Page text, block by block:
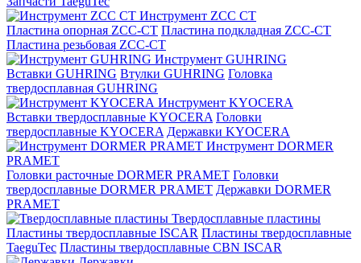
Инструмент ZCС CT
Пластина опорная ZCC-CT Пластина подкладная ZCC-CT
Пластина резьбовая ZCC-CT
Инструмент GUHRING
Вставки GUHRING Втулки GUHRING Головка
твердосплавная GUHRING
Инструмент KYOCERA
Вставки твердосплавные KYOCERA Головки
твердосплавные KYOCERA Державки KYOCERA
Инструмент DORMER
PRAMET
Головки расточные DORMER PRAMET Головки
твердосплавные DORMER PRAMET Державки DORMER
PRAMET
Твердосплавные пластины
Пластины твердосплавные ISCAR Пластины твердосплавные
TaeguTec Пластины твердосплавные CBN ISCAR